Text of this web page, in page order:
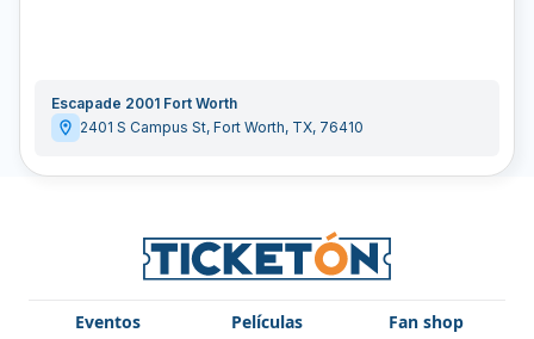
Escapade 2001 Fort Worth
2401 S Campus St, Fort Worth, TX, 76410
Eventos Películas Fan shop